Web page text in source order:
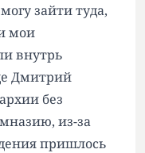
зайти туда,
мои
внутрь
Дмитрий
без
из-за
пришлось